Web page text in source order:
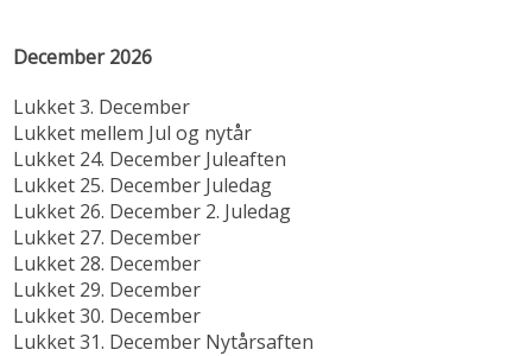
December 2026
Lukket 3. December
Lukket mellem Jul og nytår
Lukket 24. December Juleaften
Lukket 25. December Juledag
Lukket 26. December 2. Juledag
Lukket 27. December
Lukket 28. December
Lukket 29. December
Lukket 30. December
Lukket 31. December Nytårsaften